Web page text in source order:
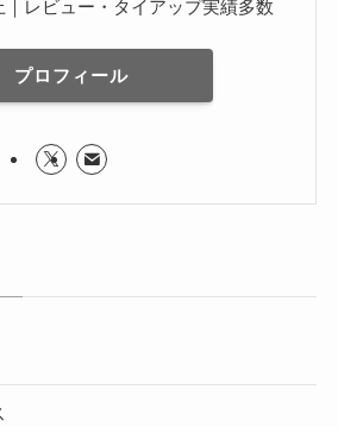
レビュー・タイアップ実績多数
プロフィール